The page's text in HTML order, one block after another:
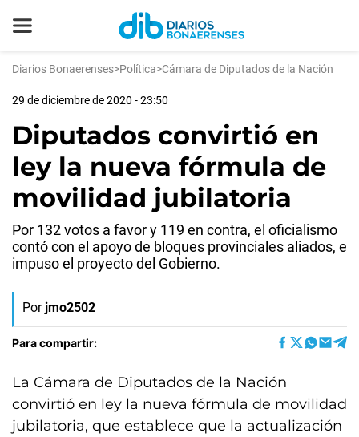
Diarios Bonaerenses>Política>Cámara de Diputados de la Nación
29 de diciembre de 2020 - 23:50
Diputados convirtió en
ley la nueva fórmula de
movilidad jubilatoria
Por 132 votos a favor y 119 en contra, el oficialismo
contó con el apoyo de bloques provinciales aliados, e
impuso el proyecto del Gobierno.
Por jmo2502
Para compartir:
La Cámara de Diputados de la Nación
convirtió en ley la nueva fórmula de movilidad
jubilatoria, que establece que la actualización